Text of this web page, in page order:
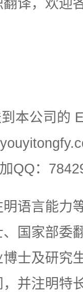
译，欢迎
本公司的
QQ：
语言能力
国家部委
士及研究
并注明特